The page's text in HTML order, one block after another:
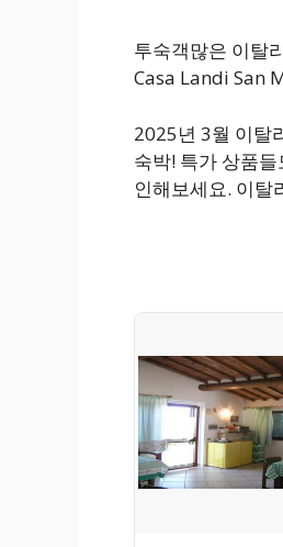
투숙객많은 이탈
Casa Landi San
2025년 3월 이탈
숙박! 특가 상품
인해보세요. 이탈